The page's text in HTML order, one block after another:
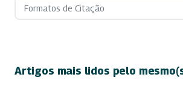
Formatos de Citação
Artigos mais lidos pelo